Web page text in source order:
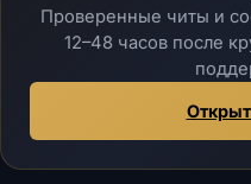
Проверенные читы и
12–48 часов после